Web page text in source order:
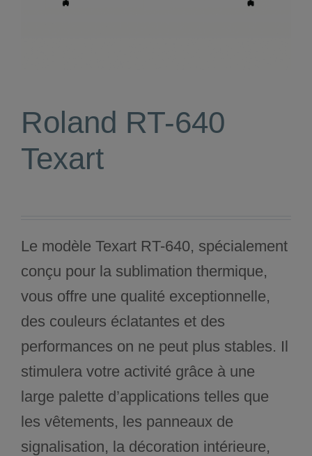
Roland RT-640
Texart
Le modèle Texart RT-640, spécialement
conçu pour la sublimation thermique,
vous offre une qualité exceptionnelle,
des couleurs éclatantes et des
performances on ne peut plus stables. Il
stimulera votre activité grâce à une
large palette d’applications telles que
les vêtements, les panneaux de
signalisation, la décoration intérieure,